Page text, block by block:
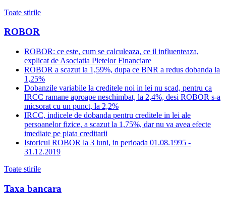
Toate stirile
ROBOR
ROBOR: ce este, cum se calculeaza, ce il influenteaza,
explicat de Asociatia Pietelor Financiare
ROBOR a scazut la 1,59%, dupa ce BNR a redus dobanda la
1,25%
Dobanzile variabile la creditele noi in lei nu scad, pentru ca
IRCC ramane aproape neschimbat, la 2,4%, desi ROBOR s-a
micsorat cu un punct, la 2,2%
IRCC, indicele de dobanda pentru creditele in lei ale
persoanelor fizice, a scazut la 1,75%, dar nu va avea efecte
imediate pe piata creditarii
Istoricul ROBOR la 3 luni, in perioada 01.08.1995 -
31.12.2019
Toate stirile
Taxa bancara